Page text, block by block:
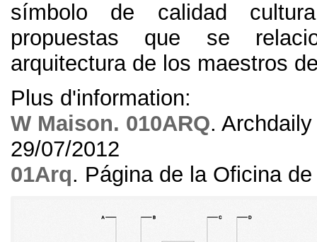
símbolo de calidad
propuestas que se
arquitectura de los maestros
Plus d'information:
W Maison. 010ARQ.
29/07/2012
01Arq. Página de la Oficina